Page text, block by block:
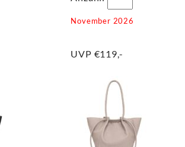
November 2026
UVP €119,-